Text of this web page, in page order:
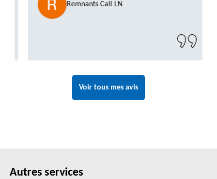
impeccable et le chantier a été laissé propre.
Un artisan de confiance que je n’hésiterai pas
Remnants Call LN
Voir tous mes avis
Autres services